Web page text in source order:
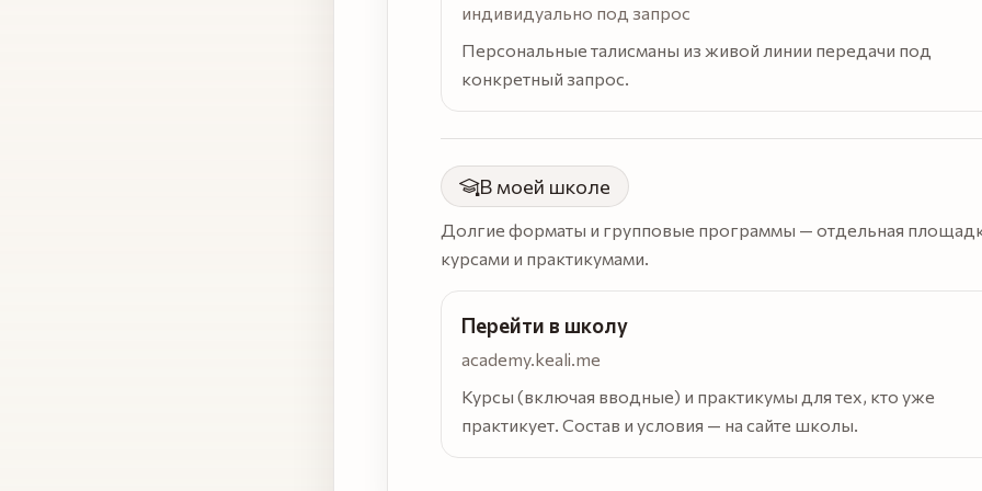
индивидуально под запрос
Персональные талисманы из живой линии передачи под
конкретный запрос.
В моей школе
Долгие форматы и групповые программы — отдельная
курсами и практикумами.
Перейти в школу
academy.keali.me
Курсы (включая вводные) и практикумы для тех, кто уже
практикует. Состав и условия — на сайте школы.